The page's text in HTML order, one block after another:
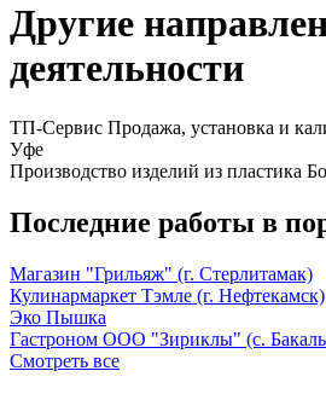
Другие
деятельности
ТП-Сервис Продажа, установка и
Уфе
Производство изделий из пластика
Последние работы в
Магазин "Грильяж" (г. Стерлитамак)
Кулинармаркет Тэмле (г. Нефтекамск)
Эко Пышка
Гастроном ООО "Зириклы" (с.
Смотреть все